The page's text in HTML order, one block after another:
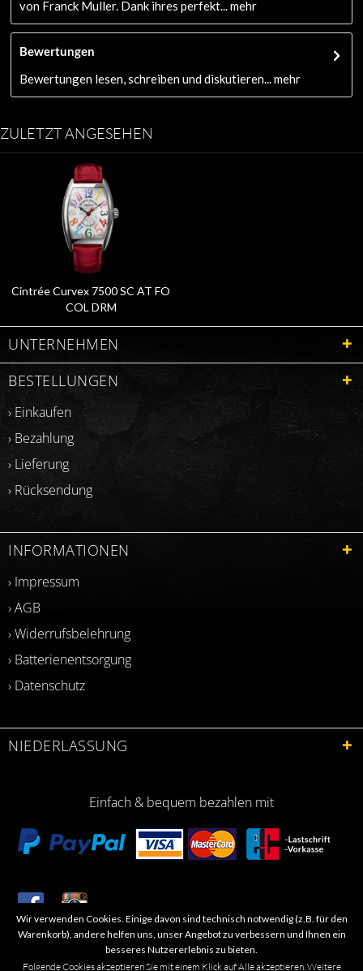
von Franck Muller. Dank ihres perfekt...
mehr
Bewertungen
Bewertungen lesen, schreiben und diskutieren...
mehr
ZULETZT ANGESEHEN
Cintrée Curvex 7500 SC AT FO
COL DRM
UNTERNEHMEN
BESTELLUNGEN
› Einkaufen
› Bezahlung
› Lieferung
› Rücksendung
INFORMATIONEN
› Impressum
› AGB
› Widerrufsbelehrung
› Batterienentsorgung
› Datenschutz
NIEDERLASSUNG
Einfach & bequem bezahlen mit
​Letzte Aktualisierung: 06.2026
Wir verwenden Cookies. Einige davon sind technisch notwendig (z.B. für den
Warenkorb), andere helfen uns, unser Angebot zu verbessern und Ihnen ein
besseres Nutzererlebnis zu bieten.
Folgende Cookies akzeptieren Sie mit einem Klick auf Alle akzeptieren. Weitere